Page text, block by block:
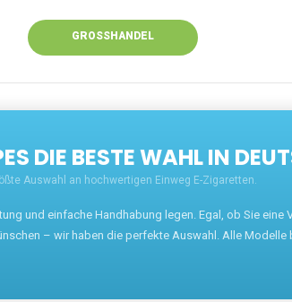
GROSSHANDEL
DIE BESTE WAHL IN
Auswahl an hochwertigen Einweg E-Zigaretten.
und einfache Handhabung legen. Egal, ob Sie
– wir haben die perfekte Auswahl. Alle